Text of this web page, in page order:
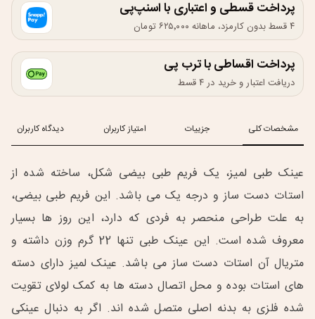
پرداخت قسطی و اعتباری با اسنپ‌پی
۴ قسط بدون کارمزد، ماهانه ۶۲۵٬۰۰۰ تومان
پرداخت اقساطی با ترب پی
دریافت اعتبار و خرید در ۴ قسط
مشخصات کلی جزییات امتیاز کاربران دیدگاه کاربران
عینک طبی لمیز، یک فریم طبی بیضی شکل، ساخته شده از
استات دست ساز و درجه یک می باشد. این فریم طبی بیضی،
به علت طراحی منحصر به فردی که دارد، این روز ها بسیار
معروف شده است. این عینک طبی تنها 22 گرم وزن داشته و
متریال آن استات دست ساز می باشد. عینک لمیز دارای دسته
های استات بوده و محل اتصال دسته ها به کمک لولای تقویت
شده فلزی به بدنه اصلی متصل شده اند. اگر به دنبال عینکی